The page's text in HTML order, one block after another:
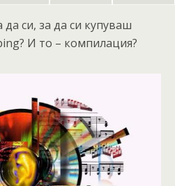
си, за да си купуваш
И то – компилация?